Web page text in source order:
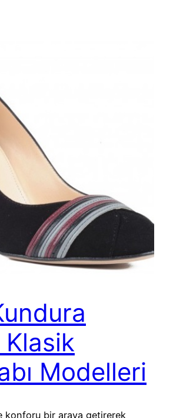
Klasik
Modelleri
konforu bir araya getirerek